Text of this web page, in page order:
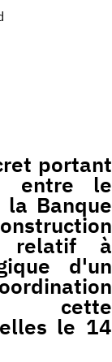
portant
entre le
la Banque
relatif à
d'un
cette
le 14